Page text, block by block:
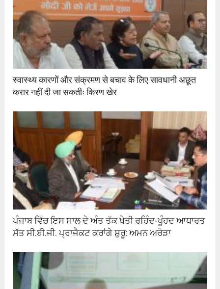
स्वास्थ्य कारणों और संक्रमण से बचाव के लिए सावधानी अछूत
करार नहीं दी जा सकतीः किरण खेर
ਪੰਜਾਬ ਵਿੱਚ ਇਸ ਸਾਲ ਦੇ ਅੰਤ ਤੱਕ ਖੇਤੀ ਰਹਿੰਦ-ਖੂੰਹਦ ਆਧਾਰਤ
ਸੱਤ ਸੀ.ਬੀ.ਜੀ. ਪ੍ਰਾਜੈਕਟ ਕਰਾਂਗੇ ਸ਼ੁਰੂ: ਅਮਨ ਅਰੋੜਾ